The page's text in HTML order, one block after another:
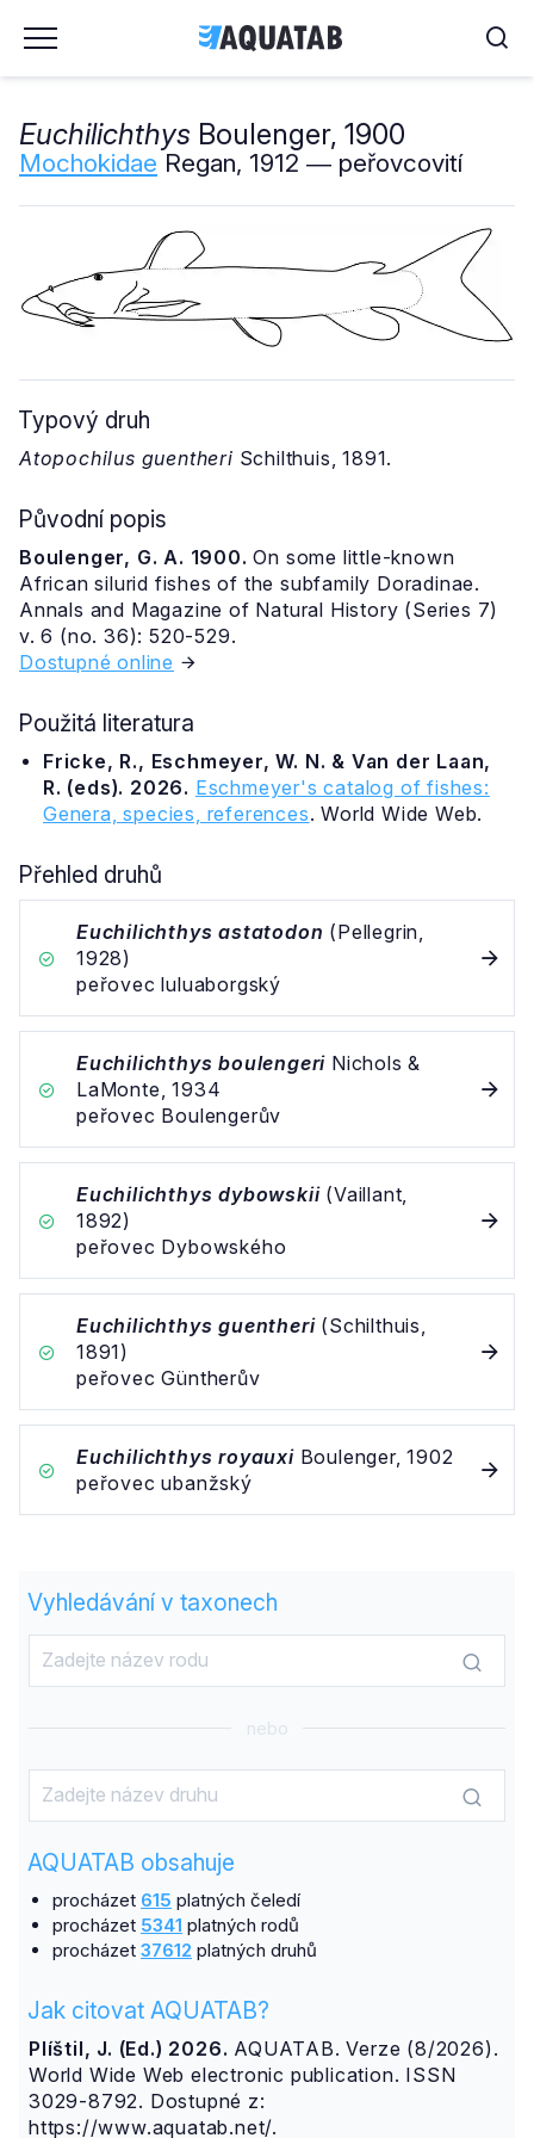
Euchilichthys Boulenger, 1900
Mochokidae Regan, 1912 ― peřovcovití
Typový druh
Atopochilus guentheri Schilthuis, 1891.
Původní popis
Boulenger, G. A. 1900. On some little-known
African silurid fishes of the subfamily Doradinae.
Annals and Magazine of Natural History (Series 7)
v. 6 (no. 36): 520-529.
Dostupné online
Použitá literatura
Fricke, R., Eschmeyer, W. N. & Van der Laan,
R. (eds). 2026. Eschmeyer's catalog of fishes:
Genera, species, references. World Wide Web.
Přehled druhů
Euchilichthys astatodon (Pellegrin,
1928)
peřovec luluaborgský
Euchilichthys boulengeri Nichols &
LaMonte, 1934
peřovec Boulengerův
Euchilichthys dybowskii(Vaillant,
1892)
peřovec Dybowského
Euchilichthys guentheri(Schilthuis,
1891)
peřovec Güntherův
Euchilichthys royauxiBoulenger, 1902
peřovec ubanžský
Vyhledávání v taxonech
nebo
AQUATAB obsahuje
procházet 615 platných čeledí
procházet 5341 platných rodů
procházet 37612 platných druhů
Jak citovat AQUATAB?
Plíštil, J. (Ed.) 2026. AQUATAB. Verze (8/2026).
World Wide Web electronic publication. ISSN
3029-8792. Dostupné z:
https://www.aquatab.net/.